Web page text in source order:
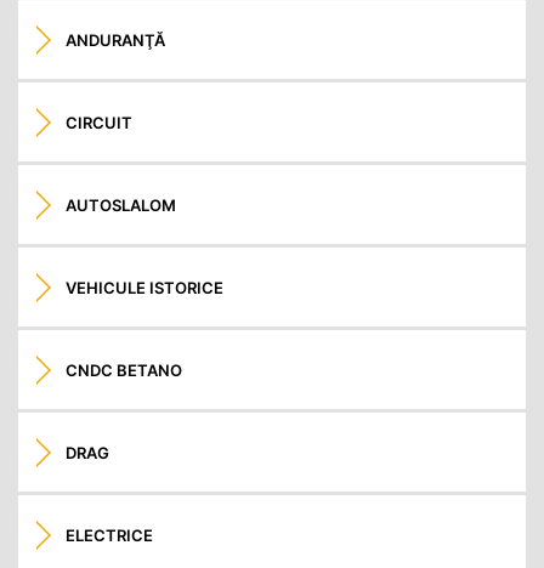
ANDURANŢĂ
CIRCUIT
AUTOSLALOM
VEHICULE ISTORICE
CNDC BETANO
DRAG
ELECTRICE